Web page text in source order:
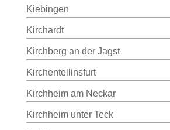
Kiebingen
Kirchardt
Kirchberg an der Jagst
Kirchentellinsfurt
Kirchheim am Neckar
Kirchheim unter Teck